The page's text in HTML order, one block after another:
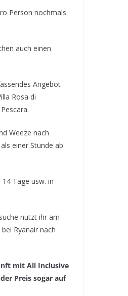
Person nochmals
auch einen
Angebot
Rosa di
Weeze nach
einer Stunde ab
Tage usw. in
nutzt ihr am
Ryanair nach
mit All Inclusive
Preis sogar auf